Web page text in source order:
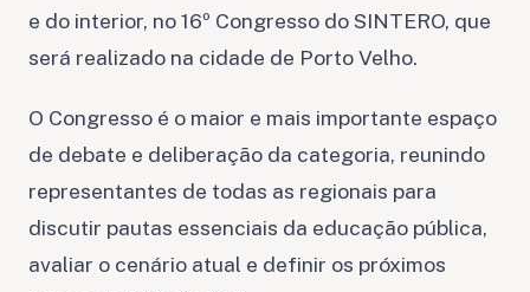
e do interior, no 16º Congresso do SINTERO, que
será realizado na cidade de Porto Velho.
O Congresso é o maior e mais importante espaço
de debate e deliberação da categoria, reunindo
representantes de todas as regionais para
discutir pautas essenciais da educação pública,
avaliar o cenário atual e definir os próximos